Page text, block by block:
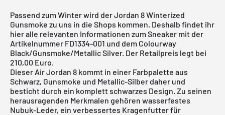
Passend zum Winter wird der Jordan 8 Winterized
Gunsmoke zu uns in die Shops kommen. Deshalb findet ihr
hier alle relevanten Informationen zum Sneaker mit der
Artikelnummer FD1334-001 und dem Colourway
Black/Gunsmoke/Metallic Silver. Der Retailpreis legt bei
210,00 Euro.
Dieser Air Jordan 8 kommt in einer Farbpalette aus
Schwarz, Gunsmoke und Metallic-Silber daher und
besticht durch ein komplett schwarzes Design. Zu seinen
herausragenden Merkmalen gehören wasserfestes
Nubuk-Leder, ein verbessertes Kragenfutter für